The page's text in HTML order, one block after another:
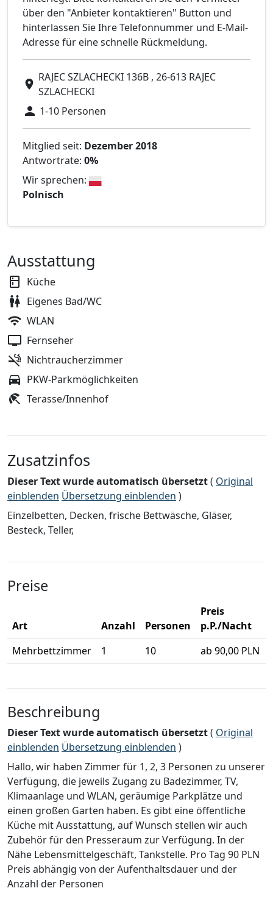
über den "Anbieter kontaktieren" Button und
hinterlassen Sie Ihre Telefonnummer und E-Mail-
Adresse für eine schnelle Rückmeldung.
RAJEC SZLACHECKI 136B , 26-613 RAJEC
SZLACHECKI
1-10 Personen
Mitglied seit: Dezember 2018
Antwortrate: 0%
Wir sprechen:
Polnisch
Ausstattung
Küche
Eigenes Bad/WC
WLAN
Fernseher
Nichtraucherzimmer
PKW-Parkmöglichkeiten
Terasse/Innenhof
Zusatzinfos
Dieser Text wurde automatisch übersetzt( Original
einblenden Übersetzung einblenden )
Einzelbetten, Decken, frische Bettwäsche, Gläser,
Besteck, Teller,
Preise
Art Anzahl Personen
Preis
p.P./Nacht
Mehrbettzimmer
1 10 ab 90,00 PLN
Beschreibung
Dieser Text wurde automatisch übersetzt( Original
einblenden Übersetzung einblenden )
Hallo, wir haben Zimmer für 1, 2, 3 Personen zu unserer
Verfügung, die jeweils Zugang zu Badezimmer, TV,
Klimaanlage und WLAN, geräumige Parkplätze und
einen großen Garten haben. Es gibt eine öffentliche
Küche mit Ausstattung, auf Wunsch stellen wir auch
Zubehör für den Presseraum zur Verfügung. In der
Nähe Lebensmittelgeschäft, Tankstelle. Pro Tag 90 PLN
Preis abhängig von der Aufenthaltsdauer und der
Anzahl der Personen